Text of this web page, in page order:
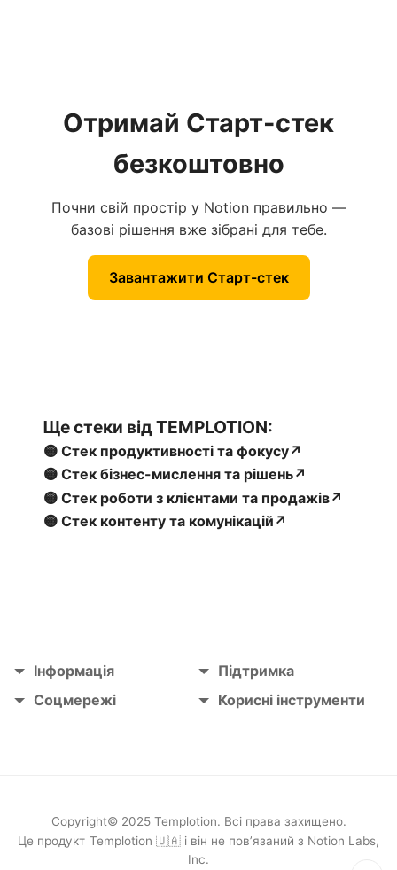
Отримай Старт-стек
безкоштовно
Почни свій простір у Notion правильно —
базові рішення вже зібрані для тебе.
Завантажити Старт-стек
Ще стеки від TEMPLOTION:
🟡 Стек продуктивності та фокусу↗
🟡 Стек бізнес-мислення та рішень↗
🟡 Стек роботи з клієнтами та продажів↗
🟡 Стек контенту та комунікацій↗
Інформація
Підтримка
Соцмережі
Корисні інструменти
Copyright© 2025 Templotion. Всі права захищено.
Це продукт Templotion 🇺🇦 і він не пов’язаний з Notion Labs,
Inc.